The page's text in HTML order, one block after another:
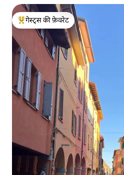
गेस्ट्स का टॉप फ़ेवरेट
गेस्ट्स की फ़ेवरेट